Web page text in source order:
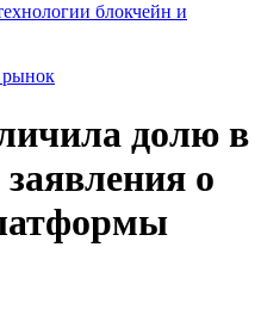
блокчейн и
долю в
о